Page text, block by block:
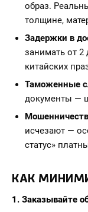
образ.
толщине,
Задержки в
занимать от
китайских
Таможенные
документы —
исчезают —
статус»
КАК
1. Заказывайте